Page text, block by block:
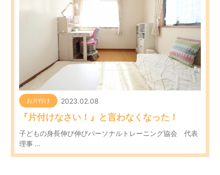
お片付け 2023.02.08
『片付けなさい！』と言わなくなった！
子どもの身長伸び伸びパーソナルトレーニング協会 代表
理事 …